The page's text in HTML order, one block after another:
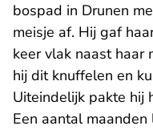
bospad in Drunen
meisje af. Hij gaf
keer vlak naast haar
hij dit knuffelen en
Uiteindelijk pakte hij
Een aantal